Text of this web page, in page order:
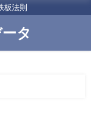
板法則
タ